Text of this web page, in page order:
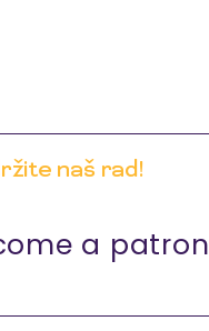
naš rad!
a patron